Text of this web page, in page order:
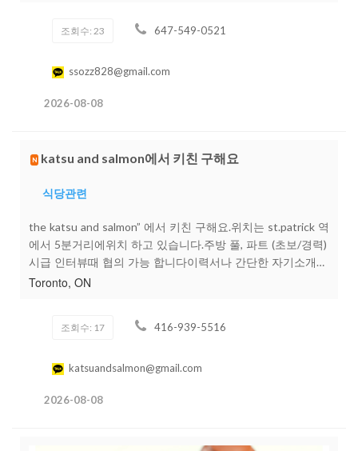
동네 지점주로DundasSpadina그 외 다운타운 인근 지점위주
은 아니며,다운타운 지역 내 지점들만 담당하는 백업 포지션
업무고기 손질 및 준비냉장/냉동 육류 박스 정리 및 보충재고
업무가 있습니다.체력과 근력이 괜찮고, 중량물을 반복적으로
타임주 4~6일 기준근무 시간 및 스케줄은 면접 시 협의다운
급여시급$ ~ (협의 가능)경력자 우대관련 경력이 있으신 분은
경력에 따라 개별 레이트 협의페이 방식 및 주기는 면접 시 안
내비자 / 고용 관련합법적으로 근무 가능하신 분워크 퍼밋 관
련 지원 / 비자 스폰서십 가능이런 분이면 좋습니다오래 함께
여러 지점에서 근무하는 데 부담 없으신 분책임감 있고 약속
잘 지키시는 분처음이신 분도 지원 가능합니다.경력이 많지
게 성장하고 싶으신 분이라면 언제든지 지원 가능합니다.근
다.처음부터 혼자 맡겨두는 방식이 아니라,초반에는 기존 직
조회수: 23 647-549-0521
ssozz828@gmail.com
2026-08-08
N katsu and salmon에서 키친 구해요
식당관련
the katsu and salmon” 에서 키친 구해요.위치는 st.patrick 역
에서 5분거리에위치 하고 있습니다.주방 풀, 파트 (초보/경력)
시급 인터뷰때 협의 가능 합니다이력서나 간단한 자기소개
문자로 보내주세요. 일하느라 답장이 늦울수도 있습니다.416
Toronto, ON
조회수: 17 416-939-5516
katsuandsalmon@gmail.com
2026-08-08